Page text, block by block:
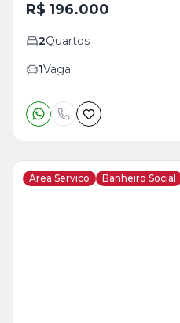
R$ 196.000
2Quartos
1Vaga
Area Servico Banheiro Social